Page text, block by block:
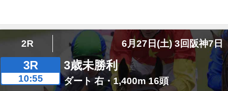
2R 6月27日(土) 3回阪神7日
3R
10:55
3歳未勝利
ダート 右・1,400m 16頭